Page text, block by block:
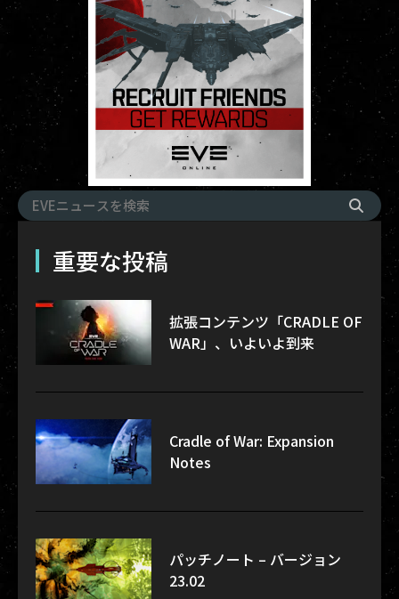
重要な投稿
拡張コンテンツ「CRADLE OF
WAR」、いよいよ到来
Cradle of War: Expansion
Notes
パッチノート – バージョン
23.02